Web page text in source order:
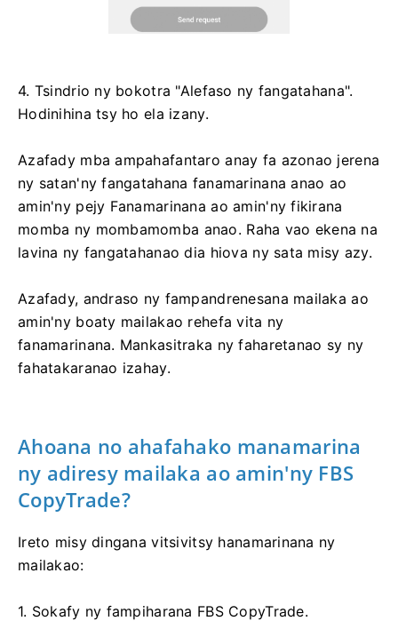
4. Tsindrio ny bokotra "Alefaso ny fangatahana".
Hodinihina tsy ho ela izany.
Azafady mba ampahafantaro anay fa azonao jerena
ny satan'ny fangatahana fanamarinana anao ao
amin'ny pejy Fanamarinana ao amin'ny fikirana
momba ny mombamomba anao. Raha vao ekena na
lavina ny fangatahanao dia hiova ny sata misy azy.
Azafady, andraso ny fampandrenesana mailaka ao
amin'ny boaty mailakao rehefa vita ny
fanamarinana. Mankasitraka ny faharetanao sy ny
fahatakaranao izahay.
Ahoana no ahafahako manamarina
ny adiresy mailaka ao amin'ny FBS
CopyTrade?
Ireto misy dingana vitsivitsy hanamarinana ny
mailakao:
1. Sokafy ny fampiharana FBS CopyTrade.